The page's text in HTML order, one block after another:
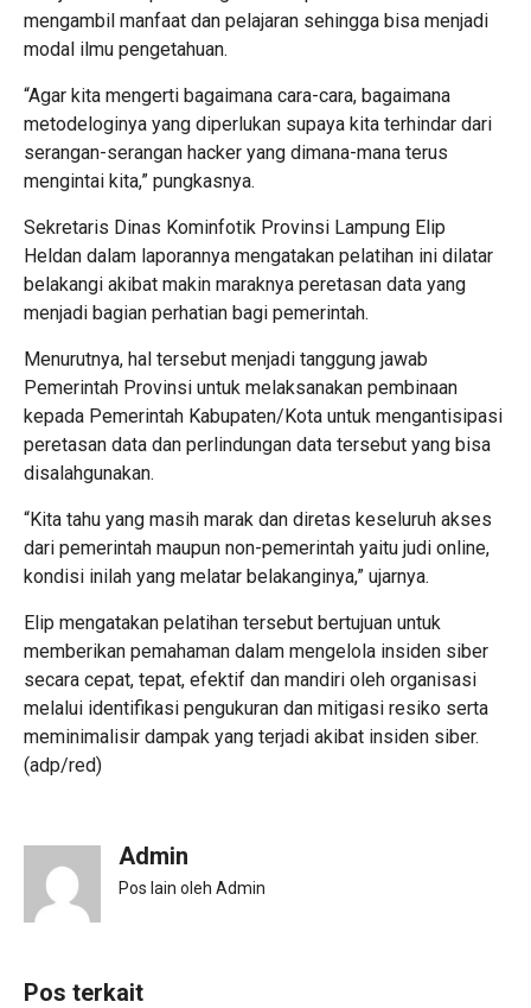
mengambil manfaat dan pelajaran sehingga bisa menjadi
modal ilmu pengetahuan.
“Agar kita mengerti bagaimana cara-cara, bagaimana
metodeloginya yang diperlukan supaya kita terhindar dari
serangan-serangan hacker yang dimana-mana terus
mengintai kita,” pungkasnya.
Sekretaris Dinas Kominfotik Provinsi Lampung Elip
Heldan dalam laporannya mengatakan pelatihan ini dilatar
belakangi akibat makin maraknya peretasan data yang
menjadi bagian perhatian bagi pemerintah.
Menurutnya, hal tersebut menjadi tanggung jawab
Pemerintah Provinsi untuk melaksanakan pembinaan
kepada Pemerintah Kabupaten/Kota untuk mengantisipasi
peretasan data dan perlindungan data tersebut yang bisa
disalahgunakan.
“Kita tahu yang masih marak dan diretas keseluruh akses
dari pemerintah maupun non-pemerintah yaitu judi online,
kondisi inilah yang melatar belakanginya,” ujarnya.
Elip mengatakan pelatihan tersebut bertujuan untuk
memberikan pemahaman dalam mengelola insiden siber
secara cepat, tepat, efektif dan mandiri oleh organisasi
melalui identifikasi pengukuran dan mitigasi resiko serta
meminimalisir dampak yang terjadi akibat insiden siber.
(adp/red)
Admin
Pos lain oleh Admin
Pos terkait